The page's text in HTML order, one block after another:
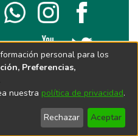
personal para los
Preferencias,
nuestra política de privacidad.
Rechazar Aceptar